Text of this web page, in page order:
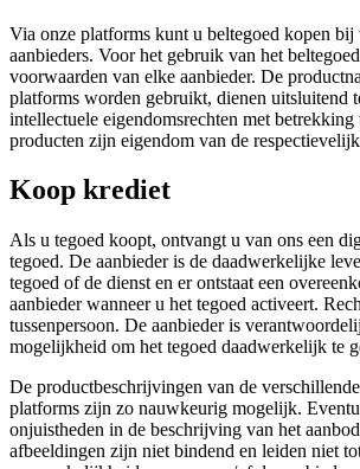
Via onze platforms kunt u beltegoed kopen bij
aanbieders. Voor het gebruik van het
voorwaarden van elke aanbieder. De
platforms worden gebruikt, dienen uitsluitend
intellectuele eigendomsrechten met betrekking
producten zijn eigendom van de
Koop krediet
Als u tegoed koopt, ontvangt u van ons een
tegoed. De aanbieder is de daadwerkelijke
tegoed of de dienst en er ontstaat een
aanbieder wanneer u het tegoed activeert.
tussenpersoon. De aanbieder is
mogelijkheid om het tegoed daadwerkelijk te
De productbeschrijvingen van de
platforms zijn zo nauwkeurig mogelijk.
onjuistheden in de beschrijving van het
afbeeldingen zijn niet bindend en leiden niet